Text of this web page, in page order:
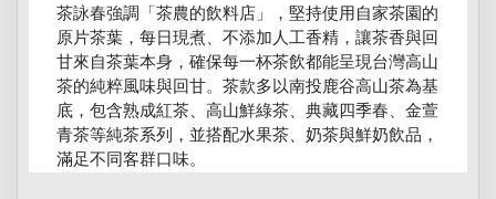
茶詠春強調「茶農的飲料店」，堅持使用自家茶園的
原片茶葉，每日現煮、不添加人工香精，讓茶香與回
甘來自茶葉本身，確保每一杯茶飲都能呈現台灣高山
茶的純粹風味與回甘。茶款多以南投鹿谷高山茶為基
底，包含熟成紅茶、高山鮮綠茶、典藏四季春、金萱
青茶等純茶系列，並搭配水果茶、奶茶與鮮奶飲品，
滿足不同客群口味。